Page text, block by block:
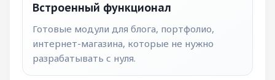
Встроенный функционал
Готовые модули для блога, портфолио,
интернет-магазина, которые не нужно
разрабатывать с нуля.